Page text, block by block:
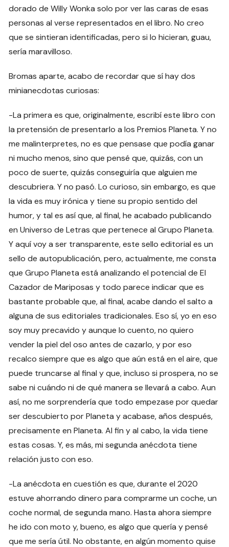
dorado de Willy Wonka solo por ver las caras de esas
personas al verse representados en el libro. No creo
que se sintieran identificadas, pero si lo hicieran, guau,
sería maravilloso.
Bromas aparte, acabo de recordar que sí hay dos
minianecdotas curiosas:
-La primera es que, originalmente, escribí este libro con
la pretensión de presentarlo a los Premios Planeta. Y no
me malinterpretes, no es que pensase que podía ganar
ni mucho menos, sino que pensé que, quizás, con un
poco de suerte, quizás conseguiría que alguien me
descubriera. Y no pasó. Lo curioso, sin embargo, es que
la vida es muy irónica y tiene su propio sentido del
humor, y tal es así que, al final, he acabado publicando
en Universo de Letras que pertenece al Grupo Planeta.
Y aquí voy a ser transparente, este sello editorial es un
sello de autopublicación, pero, actualmente, me consta
que Grupo Planeta está analizando el potencial de El
Cazador de Mariposas y todo parece indicar que es
bastante probable que, al final, acabe dando el salto a
alguna de sus editoriales tradicionales. Eso sí, yo en eso
soy muy precavido y aunque lo cuento, no quiero
vender la piel del oso antes de cazarlo, y por eso
recalco siempre que es algo que aún está en el aire, que
puede truncarse al final y que, incluso si prospera, no se
sabe ni cuándo ni de qué manera se llevará a cabo. Aun
así, no me sorprendería que todo empezase por quedar
ser descubierto por Planeta y acabase, años después,
precisamente en Planeta. Al fin y al cabo, la vida tiene
estas cosas. Y, es más, mi segunda anécdota tiene
relación justo con eso.
-La anécdota en cuestión es que, durante el 2020
estuve ahorrando dinero para comprarme un coche, un
coche normal, de segunda mano. Hasta ahora siempre
he ido con moto y, bueno, es algo que quería y pensé
que me sería útil. No obstante, en algún momento quise